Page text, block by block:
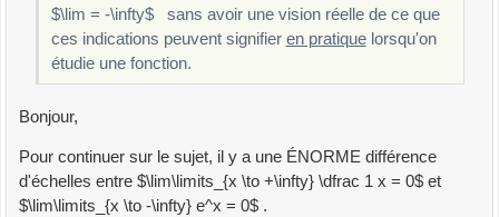
$\lim = -\infty$ sans avoir une vision réelle de ce que
ces indications peuvent signifier en pratiquelorsqu'on
étudie une fonction.
Bonjour,
Pour continuer sur le sujet, il y a une ÉNORME différence
d'échelles entre $\lim\limits_{x \to +\infty} \dfrac 1 x = 0$ et
$\lim\limits_{x \to -\infty} e^x = 0$ .